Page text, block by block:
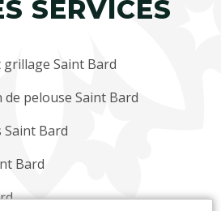
SERVICES
Saint Bard
pelouse Saint Bard
Bard
Bard